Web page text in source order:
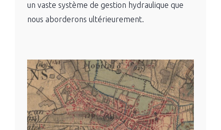
un vaste système de gestion hydraulique que
nous aborderons ultérieurement.